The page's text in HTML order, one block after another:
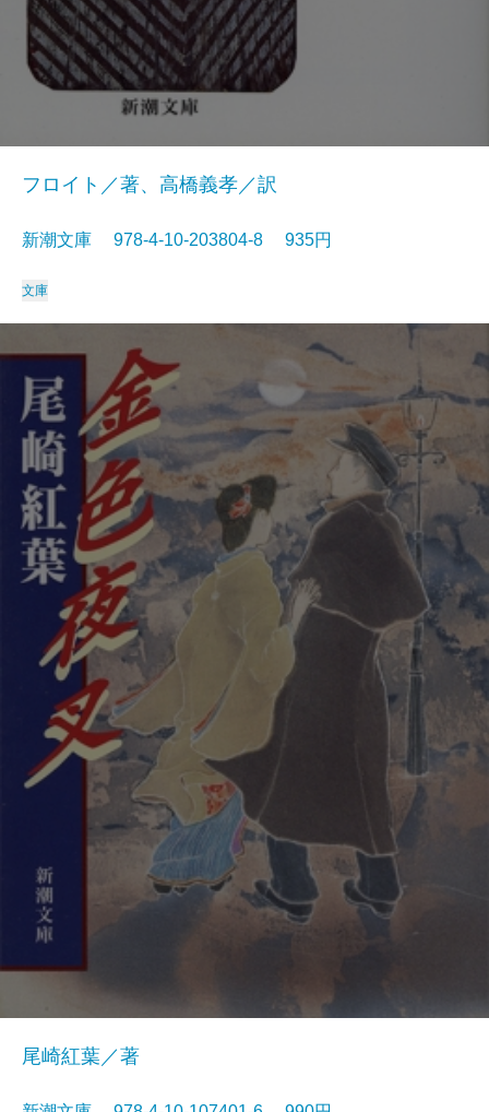
フロイト／著、高橋義孝／訳
新潮文庫 978-4-10-203804-8 935円
文庫
尾崎紅葉／著